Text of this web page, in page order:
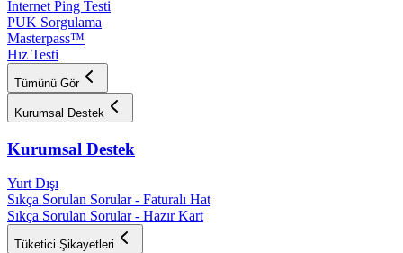
İnternet Ping Testi
PUK Sorgulama
Masterpass™
Hız Testi
Tümünü Gör
Kurumsal Destek
Kurumsal Destek
Yurt Dışı
Sıkça Sorulan Sorular - Faturalı Hat
Sıkça Sorulan Sorular - Hazır Kart
Tüketici Şikayetleri